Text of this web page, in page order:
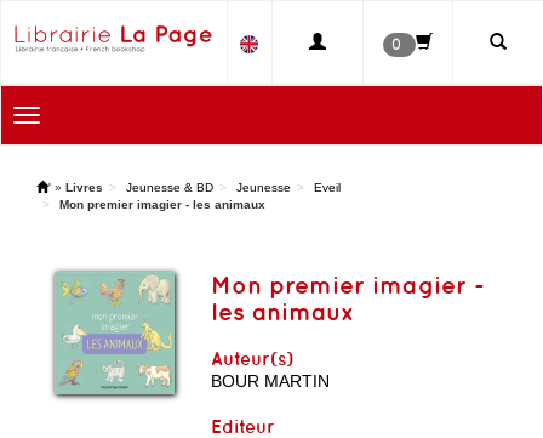
0
Toggle
navigation
' » Livres Jeunesse & BD Jeunesse
Eveil
Mon premier imagier - les animaux
Mon premier imagier -
les animaux
Auteur(s)
BOUR MARTIN
Editeur